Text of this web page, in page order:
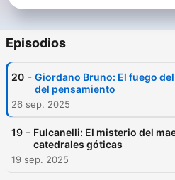
Episodios
20 - Giordano Bruno: El fuego
del pensamiento
26 sep. 2025
19 - Fulcanelli: El misterio del
catedrales góticas
19 sep. 2025